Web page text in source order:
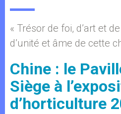
« Trésor de foi, d’art et
d’unité et âme de cette
Chine : le
Siège à
d’horticulture